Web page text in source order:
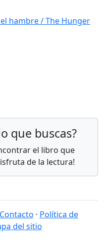
hambre / The Hunger
que buscas?
el libro que
de la lectura!
Contacto · Política de
del sitio